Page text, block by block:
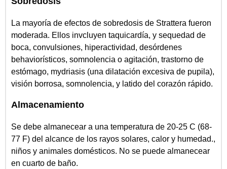
La mayoría de efectos de sobredosis de Strattera fueron
moderada. Ellos invcluyen taquicardía, y sequedad de
boca, convulsiones, hiperactividad, desórdenes
behaviorísticos, somnolencia o agitación, trastorno de
estómago, mydriasis (una dilatación excesiva de pupila),
visión borrosa, somnolencia, y latido del corazón rápido.
Almacenamiento
Se debe almanecear a una temperatura de 20-25 C (68-
77 F) del alcance de los rayos solares, calor y humedad.,
niños y animales domésticos. No se puede almanecear
en cuarto de baño.